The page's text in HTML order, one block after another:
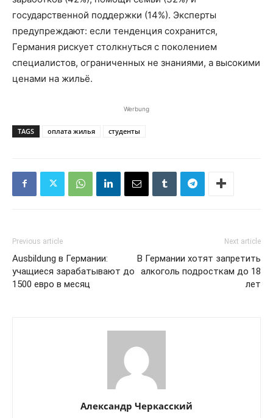
государственной поддержки (14%). Эксперты
предупреждают: если тенденция сохранится,
Германия рискует столкнуться с поколением
специалистов, ограниченных не знаниями, а высокими
ценами на жильё.
Werbung
TAGS оплата жилья студенты
Previous article
Ausbildung в Германии:
учащиеся зарабатывают до
1500 евро в месяц
Next article
В Германии хотят запретить
алкоголь подросткам до 18
лет
Александр Черкасский